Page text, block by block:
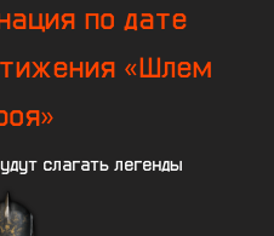
по дате
«Шлем
слагать легенды